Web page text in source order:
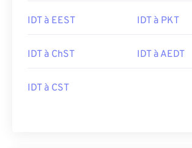
IDT à EEST IDT à PKT
IDT à ChST IDT à AEDT
IDT à CST